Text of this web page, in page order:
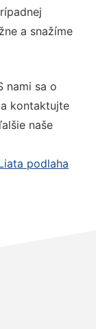
a snažíme
nami sa o
kontaktujte
naše
podlaha